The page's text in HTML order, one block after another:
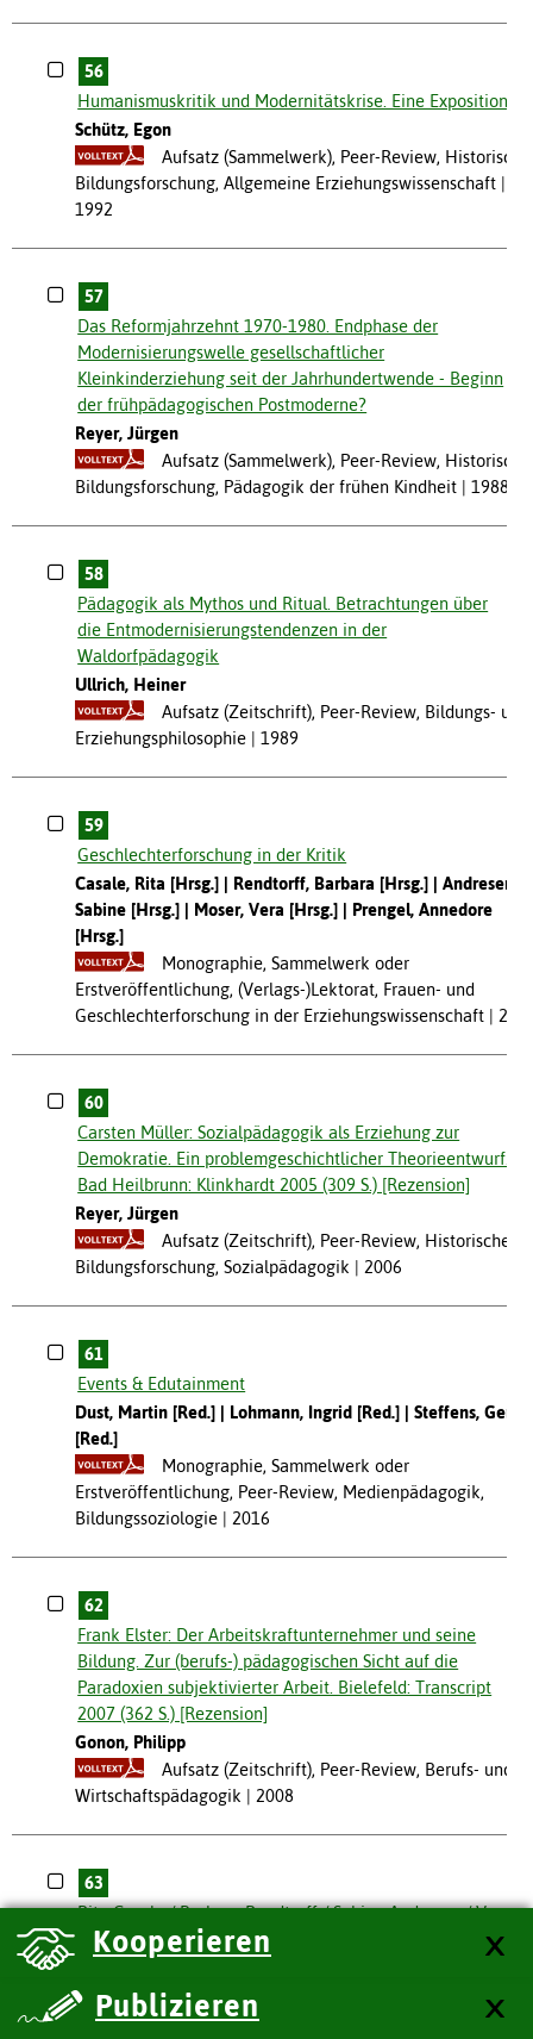
56
Humanismuskritik und Modernitätskrise. Eine Exposition
Schütz, Egon
Aufsatz (Sammelwerk), Peer-Review, Historische
Bildungsforschung, Allgemeine Erziehungswissenschaft
1992
57
Das Reformjahrzehnt 1970-1980. Endphase der
Modernisierungswelle gesellschaftlicher
Kleinkinderziehung seit der Jahrhundertwende - Beginn
der frühpädagogischen Postmoderne?
Reyer, Jürgen
Aufsatz (Sammelwerk), Peer-Review, Historische
Bildungsforschung, Pädagogik der frühen Kindheit
1988
58
Pädagogik als Mythos und Ritual. Betrachtungen über
die Entmodernisierungstendenzen in der
Waldorfpädagogik
Ullrich, Heiner
Aufsatz (Zeitschrift), Peer-Review, Bildungs- und
Erziehungsphilosophie
1989
59
Geschlechterforschung in der Kritik
Casale, Rita [Hrsg.]
Rendtorff, Barbara [Hrsg.]
Andresen,
Sabine [Hrsg.]
Moser, Vera [Hrsg.]
Prengel, Annedore
[Hrsg.]
Monographie, Sammelwerk oder
Erstveröffentlichung, (Verlags-)Lektorat, Frauen- und
Geschlechterforschung in der Erziehungswissenschaft
60
Carsten Müller: Sozialpädagogik als Erziehung zur
Demokratie. Ein problemgeschichtlicher Theorieentwurf.
Bad Heilbrunn: Klinkhardt 2005 (309 S.) [Rezension]
Reyer, Jürgen
Aufsatz (Zeitschrift), Peer-Review, Historische
Bildungsforschung, Sozialpädagogik
2006
61
Events & Edutainment
Dust, Martin [Red.]
Lohmann, Ingrid [Red.]
Steffens, Gerd
[Red.]
Monographie, Sammelwerk oder
Erstveröffentlichung, Peer-Review, Medienpädagogik,
Bildungssoziologie
2016
62
Frank Elster: Der Arbeitskraftunternehmer und seine
Bildung. Zur (berufs-) pädagogischen Sicht auf die
Paradoxien subjektivierter Arbeit. Bielefeld: Transcript
2007 (362 S.) [Rezension]
Gonon, Philipp
Aufsatz (Zeitschrift), Peer-Review, Berufs- und
Wirtschaftspädagogik
2008
63
Rita Casale / Barbara Rendtorff / Sabine Andresen / Vera
Moser / Annedore Prengel (Hrsg.): Jahrbuch Frauen- und
Geschlechterforschung in der Erziehungswissenschaft.
Geschlechterforschung in der Kritik. Leverkusen: Verlag
Barbara Budrich 2005 (179 S.) [Rezension]
Publizieren
Kooperieren